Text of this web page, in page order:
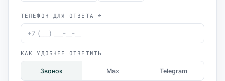
ТЕЛЕФОН ДЛЯ ОТВЕТА *
КАК УДОБНЕЕ ОТВЕТИТЬ
Звонок Max Telegram